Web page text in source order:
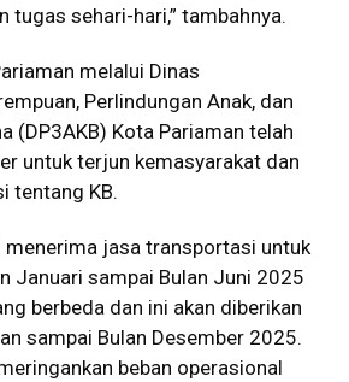
tugas sehari-hari,” tambahnya.
melalui Dinas
Perlindungan Anak, dan
(DP3AKB) Kota Pariaman telah
untuk terjun kemasyarakat dan
tentang KB.
menerima jasa transportasi untuk
Januari sampai Bulan Juni 2025
berbeda dan ini akan diberikan
sampai Bulan Desember 2025.
beban operasional